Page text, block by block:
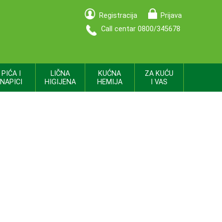
Registracija
Prijava
Call centar 0800/345678
PIĆA I
NAPICI
LIČNA
HIGIJENA
KUĆNA
HEMIJA
ZA KUĆU
I VAS